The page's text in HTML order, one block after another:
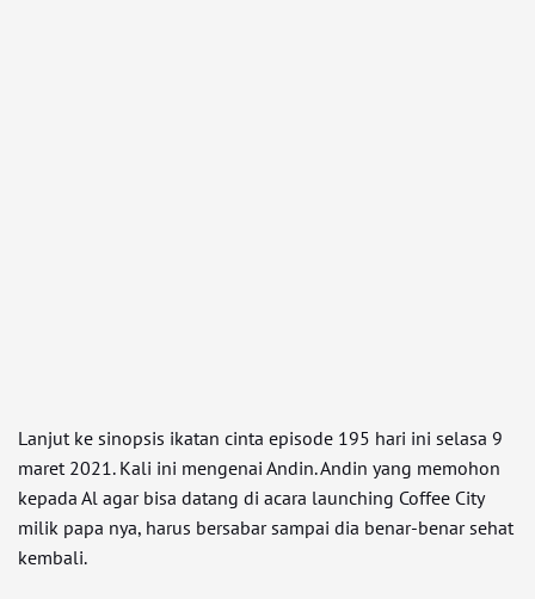
Lanjut ke sinopsis ikatan cinta episode 195 hari ini selasa 9
maret 2021. Kali ini mengenai Andin. Andin yang memohon
kepada Al agar bisa datang di acara launching Coffee City
milik papa nya, harus bersabar sampai dia benar-benar sehat
kembali.